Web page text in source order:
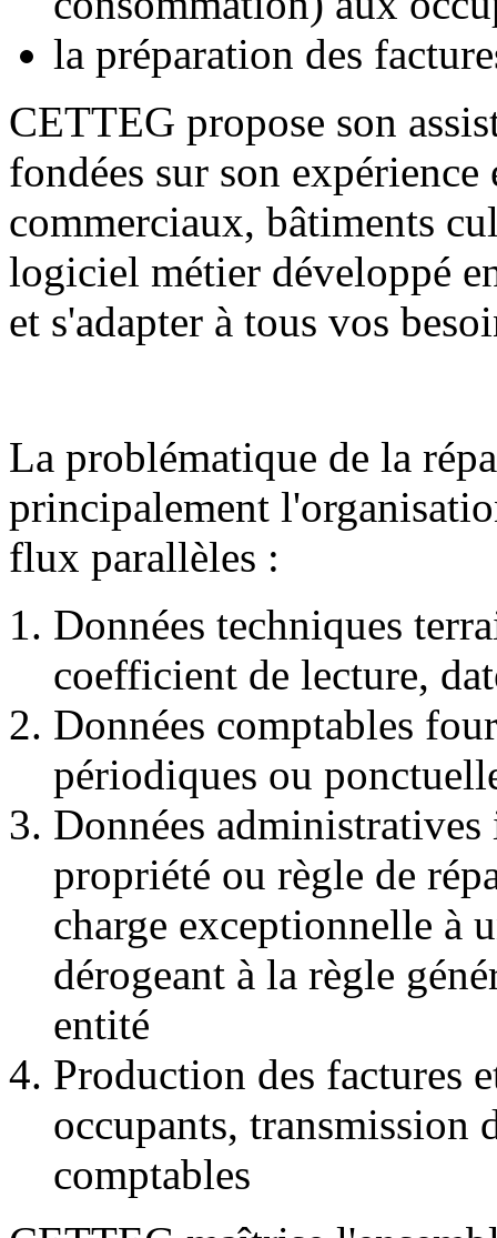
la préparation des
CETTEG propose son
fondées sur son
commerciaux, bâtiments
logiciel métier développé
et s'adapter à tous vos
La problématique de la
principalement
flux parallèles :
Données techniques
coefficient de lecture,
Données comptables
périodiques ou
Données
propriété ou règle de
charge exceptionnelle à
dérogeant à la règle
entité
Production des factures
occupants, transmission
comptables